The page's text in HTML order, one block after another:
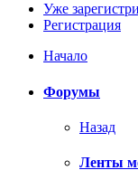
Уже
Регистрация
Начало
Форумы
Назад
Ленты